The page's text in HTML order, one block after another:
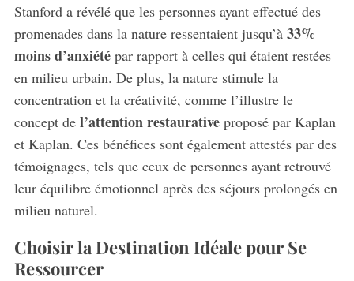
Stanford a révélé que les personnes ayant effectué des
promenades dans la nature ressentaient jusqu’à 33%
moins d’anxiétépar rapport à celles qui étaient restées
en milieu urbain. De plus, la nature stimule la
concentration et la créativité, comme l’illustre le
concept de l’attention restaurativeproposé par Kaplan
et Kaplan. Ces bénéfices sont également attestés par des
témoignages, tels que ceux de personnes ayant retrouvé
leur équilibre émotionnel après des séjours prolongés en
milieu naturel.
Choisir la Destination Idéale pour Se
Ressourcer